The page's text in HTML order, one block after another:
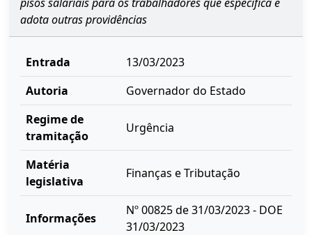
adota outras providências
Entrada
13/03/2023
Autoria
Governador do Estado
Regime de
tramitação
Urgência
Matéria
legislativa
Finanças e Tributação
Informações
Nº 00825 de 31/03/2023 - DOE
31/03/2023